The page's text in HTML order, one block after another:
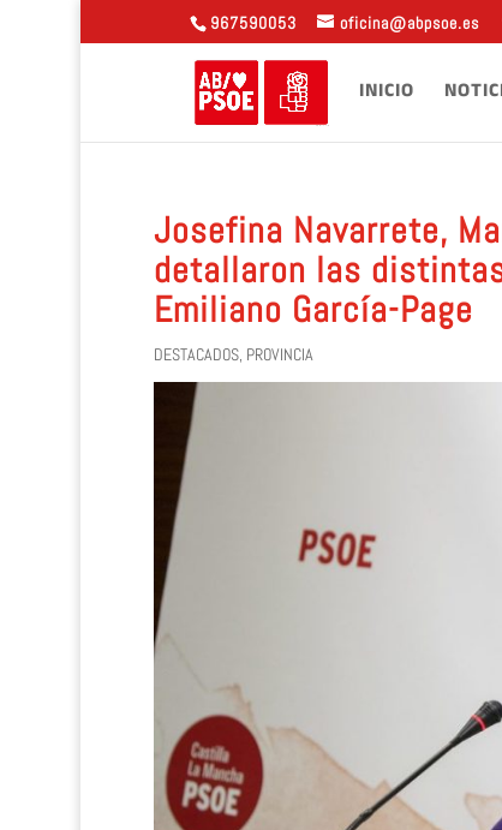
967590053 oficina@abpsoe.es
INICIO
Josefina Navarrete,
detallaron las
Emiliano García-Page
DESTACADOS, PROVINCIA